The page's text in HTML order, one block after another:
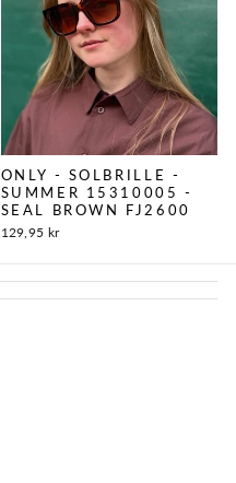
ONLY - SOLBRILLE -
SUMMER 15310005 -
SEAL BROWN FJ2600
129,95 kr